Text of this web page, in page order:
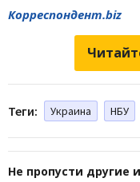
Корреспондент.biz
Теги: Украина НБУ
Не пропусти другие